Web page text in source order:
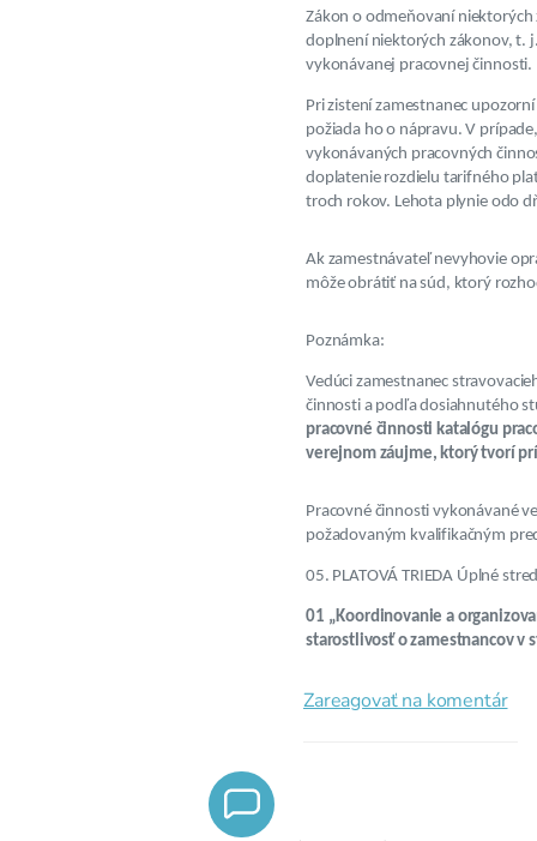
Zákon o odmeňovaní niektorých
doplnení niektorých zákonov, t.
vykonávanej pracovnej činnosti.
Pri zistení zamestnanec
požiada ho o nápravu. V
vykonávaných pracovných
doplatenie rozdielu tarifného
troch rokov. Lehota plynie odo
Ak zamestnávateľ nevyhovie
môže obrátiť na súd, ktorý
Poznámka:
Vedúci zamestnanec
činnosti a podľa dosiahnutého
pracovné činnosti katalógu
verejnom záujme, ktorý tvorí
Pracovné činnosti vykonávané
požadovaným kvalifikačným
05. PLATOVÁ TRIEDA Úplné
01 „Koordinovanie a
starostlivosť o zamestnancov v
Zareagovať na komentár